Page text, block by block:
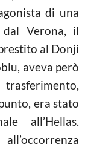
di una
dal Verona, il
al Donji
aveva però
era stato
all’Hellas.